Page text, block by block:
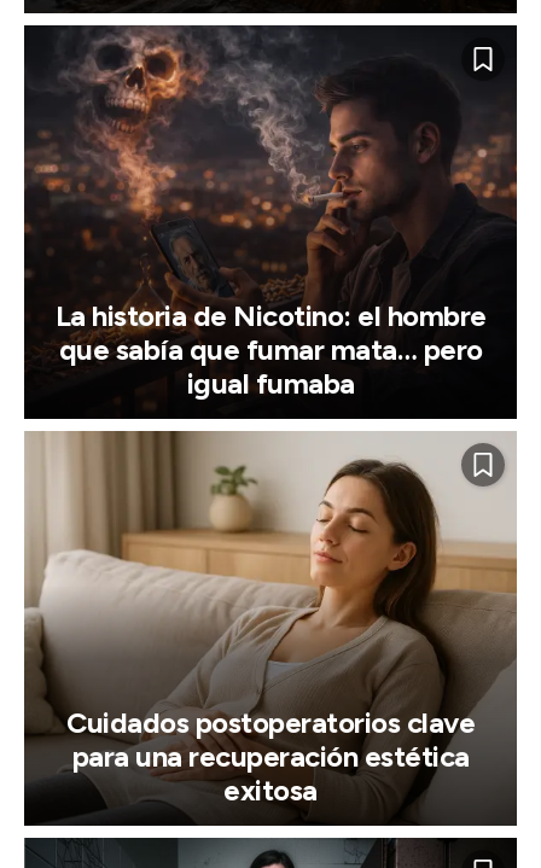
La historia de Nicotino: el hombre
que sabía que fumar mata… pero
igual fumaba
Cuidados postoperatorios clave
para una recuperación estética
exitosa